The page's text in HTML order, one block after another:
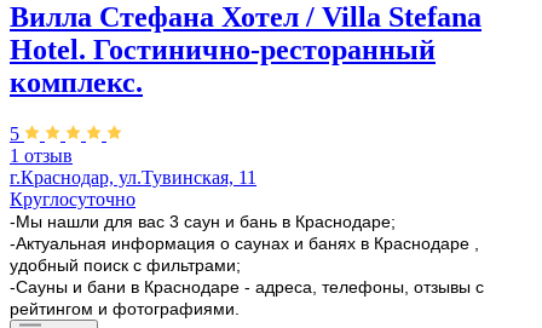
Вилла Стефана Хотел / Villa Stefana
Hotel. Гостинично-ресторанный
комплекс.
5
1 отзыв
г.Краснодар, ул.Тувинская, 11
Круглосуточно
-Мы нашли для вас 3 саун и бань в Краснодаре;
-Актуальная информация о саунах и банях в Краснодаре ,
удобный поиск с фильтрами;
-Сауны и бани в Краснодаре - адреса, телефоны, отзывы с
рейтингом и фотографиями.